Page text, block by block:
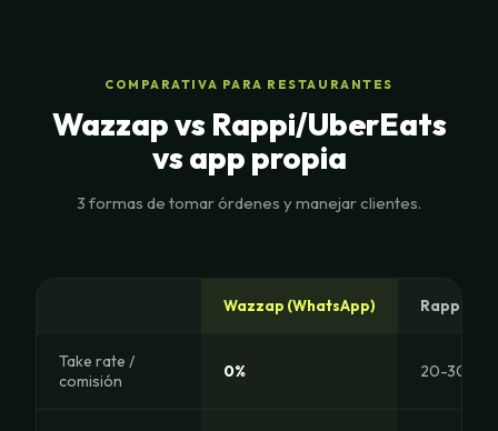
COMPARATIVA PARA RESTAURANTES
Wazzap vs Rappi/UberEats
vs app propia
3 formas de tomar órdenes y manejar clientes.
Wazzap (WhatsApp) Rappi /
Take rate /
comisión
0% 20-30%